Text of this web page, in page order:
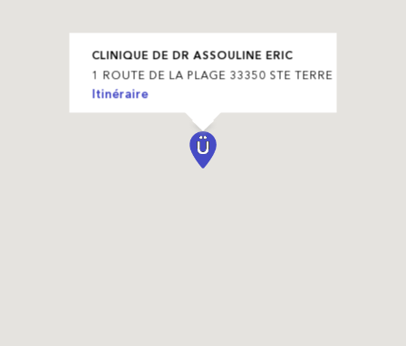
CLINIQUE DE DR ASSOULINE ERIC
1 ROUTE DE LA PLAGE 33350 STE TERRE
Itinéraire